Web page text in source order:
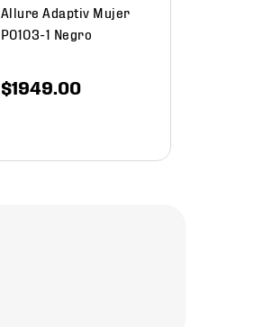
Allure Adaptiv Mujer
P0103-1 Negro
$1949.00